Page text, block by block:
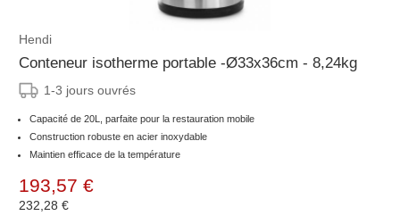
Hendi
Conteneur isotherme portable -Ø33x36cm - 8,24kg
1-3 jours ouvrés
Capacité de 20L, parfaite pour la restauration mobile
Construction robuste en acier inoxydable
Maintien efficace de la température
193,57 €
232,28 €